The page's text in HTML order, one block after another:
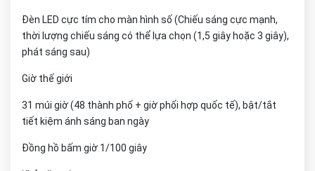
Đèn LED cực tím cho màn hình số (Chiếu sáng cực mạnh,
thời lượng chiếu sáng có thể lựa chọn (1,5 giây hoặc 3 giây),
phát sáng sau)
Giờ thế giới
31 múi giờ (48 thành phố + giờ phối hợp quốc tế), bật/tắt
tiết kiệm ánh sáng ban ngày
Đồng hồ bấm giờ 1/100 giây